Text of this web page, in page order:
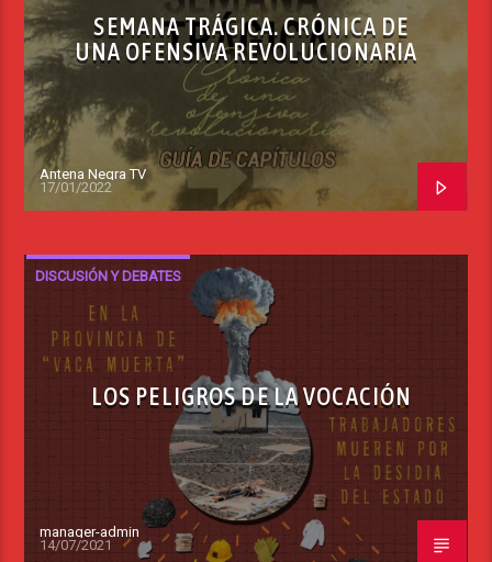
SEMANA TRÁGICA. CRÓNICA DE
UNA OFENSIVA REVOLUCIONARIA
Antena Negra TV
17/01/2022
DISCUSIÓN Y DEBATES
LOS PELIGROS DE LA VOCACIÓN
manager-admin
14/07/2021